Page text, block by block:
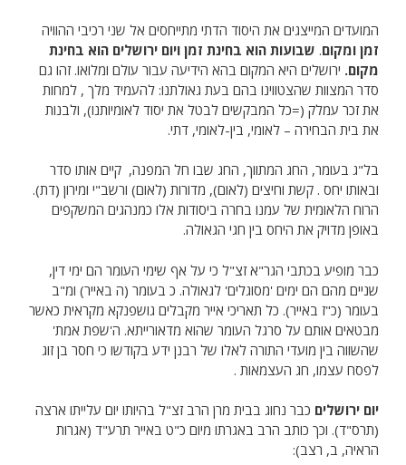
המועדים המייצגים את היסוד הדתי מתייחסים אל שני רכיבי ההוויה
זמן ומקום. שבועות הוא בחינת זמן ויום ירושלים הוא בחינת
מקום. ירושלים היא המקום בהא הידיעה עבור עולם ומלואו. זהו גם
סדר המצוות שהצטווינו בהם בעת גאולתנו: להעמיד מלך , למחות
את זכר עמלק (=כל המבקשים לבטל את יסוד לאומיותנו), ולבנות
את בית הבחירה – לאומי, בין-לאומי, דתי.
בל"ג בעומר, החג המתווך, החג שבו חל המפנה, קיים אותו סדר
ובאותו יחס . קשת וחיצים (לאום), מדורות (לאום) ורשב"י ומירון (דת).
הרוח הלאומית של עמנו בחרה ביסודות אלו כמנהגים המשקפים
באופן מדויק את היחס בין חגי הגאולה.
כבר מופיע בכתבי הגר"א זצ"ל כי על אף שימי העומר הם ימי דין,
שניים מהם הם ימים 'מסוגלים' לגאולה. כ בעומר (ה באייר) ומ"ב
בעומר (כ"ז באייר). כל תאריכי אייר מקבלים גושפנקא מקראית כאשר
מבטאים אותם על סרגל העומר שהוא מדאורייתא. ה'שפת אמת'
שהשווה בין מועדי התורה לאלו של רבנן ידע בקודשו כי חסר בן זוג
לפסח עצמו, חג העצמאות .
יום ירושלים כבר נחוג בבית מרן הרב זצ"ל בהיותו יום עלייתו ארצה
(תרס"ד). וכך כותב הרב באגרתו מיום כ"ט באייר תרע"ד (אגרות
הראיה, ב, רצב):